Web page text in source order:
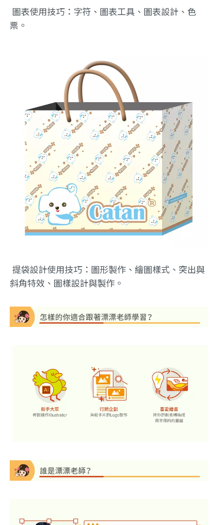
圖表使用技巧：字符、圖表工具、圖表設計、色
票。
提袋設計使用技巧：圖形製作、繪圖樣式、突出與
斜角特效、圖樣設計與製作。